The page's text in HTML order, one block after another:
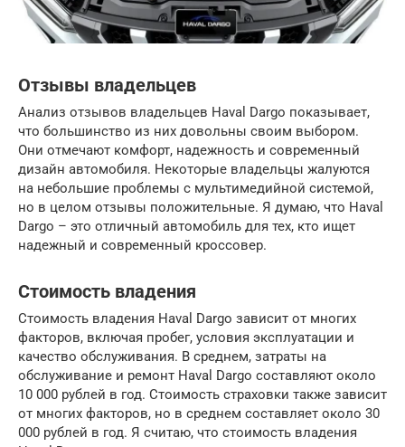
Отзывы владельцев
Анализ отзывов владельцев Haval Dargo показывает,
что большинство из них довольны своим выбором.
Они отмечают комфорт, надежность и современный
дизайн автомобиля. Некоторые владельцы жалуются
на небольшие проблемы с мультимедийной системой,
но в целом отзывы положительные. Я думаю, что Haval
Dargo – это отличный автомобиль для тех, кто ищет
надежный и современный кроссовер.
Стоимость владения
Стоимость владения Haval Dargo зависит от многих
факторов, включая пробег, условия эксплуатации и
качество обслуживания. В среднем, затраты на
обслуживание и ремонт Haval Dargo составляют около
10 000 рублей в год. Стоимость страховки также зависит
от многих факторов, но в среднем составляет около 30
000 рублей в год. Я считаю, что стоимость владения